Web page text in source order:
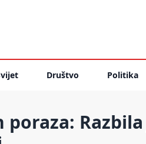
Društvo Politika
poraza: